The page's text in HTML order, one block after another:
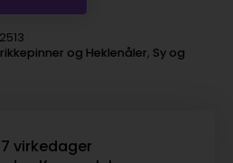
og Heklenåler, Sy og
virkedager